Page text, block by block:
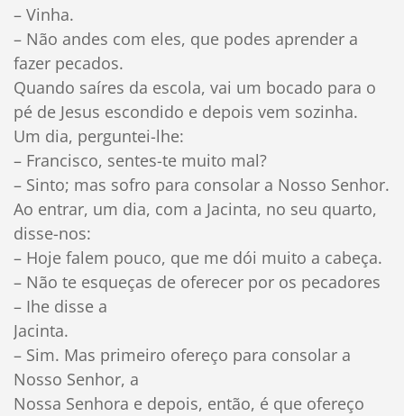
– Vinha.
– Não andes com eles, que podes aprender a
fazer pecados.
Quando saíres da escola, vai um bocado para o
pé de Jesus escondido e depois vem sozinha.
Um dia, perguntei-lhe:
– Francisco, sentes-te muito mal?
– Sinto; mas sofro para consolar a Nosso Senhor.
Ao entrar, um dia, com a Jacinta, no seu quarto,
disse-nos:
– Hoje falem pouco, que me dói muito a cabeça.
– Não te esqueças de oferecer por os pecadores
– Ihe disse a
Jacinta.
– Sim. Mas primeiro ofereço para consolar a
Nosso Senhor, a
Nossa Senhora e depois, então, é que ofereço